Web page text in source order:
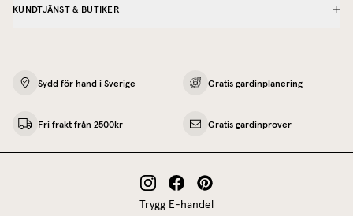
KUNDTJÄNST & BUTIKER
Sydd för hand i Sverige Gratis gardinplanering
Fri frakt från 2500kr Gratis gardinprover
Trygg E-handel